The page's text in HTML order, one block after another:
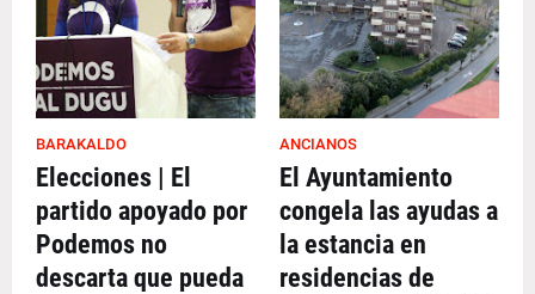
BARAKALDO
Elecciones | El
partido apoyado por
Podemos no
descarta que pueda
ANCIANOS
El Ayuntamiento
congela las ayudas a
la estancia en
residencias de